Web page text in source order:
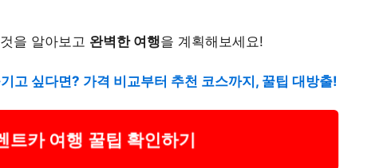
을 알아보고 완벽한 여행을 계획해보세요!
고 싶다면? 가격 비교부터 추천 코스까지, 꿀팁 대방출!
트카 여행 꿀팁 확인하기